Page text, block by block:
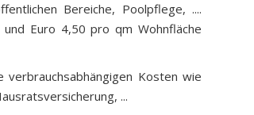
Bereiche, Poolpflege, ....
Euro 4,50 pro qm Wohnfläche
verbrauchsabhängigen Kosten wie
...